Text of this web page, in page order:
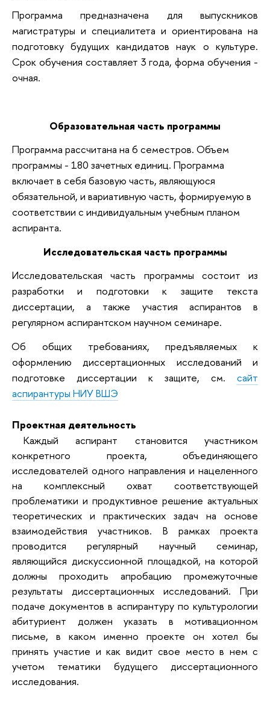
Программа предназначена для выпускников
магистратуры и специалитета и ориентирована на
подготовку будущих кандидатов наук о культуре.
Срок обучения составляет 3 года, форма обучения -
очная.
Образовательная часть программы
Программа рассчитана на 6 семестров. Объем
программы - 180 зачетных единиц. Программа
включает в себя базовую часть, являющуюся
обязательной, и вариативную часть, формируемую в
соответствии с индивидуальным учебным планом
аспиранта.
Исследовательская часть программы
Исследовательская часть программы состоит из
разработки и подготовки к защите текста
диссертации, а также участия аспирантов в
регулярном аспирантском научном семинаре.
Об общих требованиях, предъявляемых к
оформлению диссертационных исследований и
подготовке диссертации к защите, см. сайт
аспирантуры НИУ ВШЭ
Проектная деятельность
Каждый аспирант становится участником
конкретного проекта, объединяющего
исследователей одного направления и нацеленного
на комплексный охват соответствующей
проблематики и продуктивное решение актуальных
теоретических и практических задач на основе
взаимодействия участников. В рамках проекта
проводится регулярный научный семинар,
являющийся дискуссионной площадкой, на которой
должны проходить апробацию промежуточные
результаты диссертационных исследований. При
подаче документов в аспирантуру по культурологии
абитуриент должен указать в мотивационном
письме, в каком именно проекте он хотел бы
принять участие и как видит свое место в нем с
учетом тематики будущего диссертационного
исследования.